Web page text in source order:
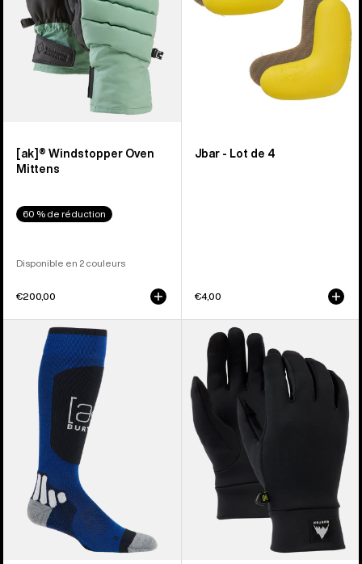
[ak]® Windstopper Oven
Mittens
60 % de réduction
Disponible en 2 couleurs
€200,00
Jbar - Lot de 4
€4,00
Chaussettes
Endurance
Burton
Sous-
gants
Screen
Grab®